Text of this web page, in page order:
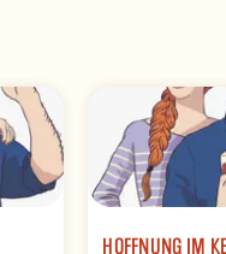
HOFFNUNG IM